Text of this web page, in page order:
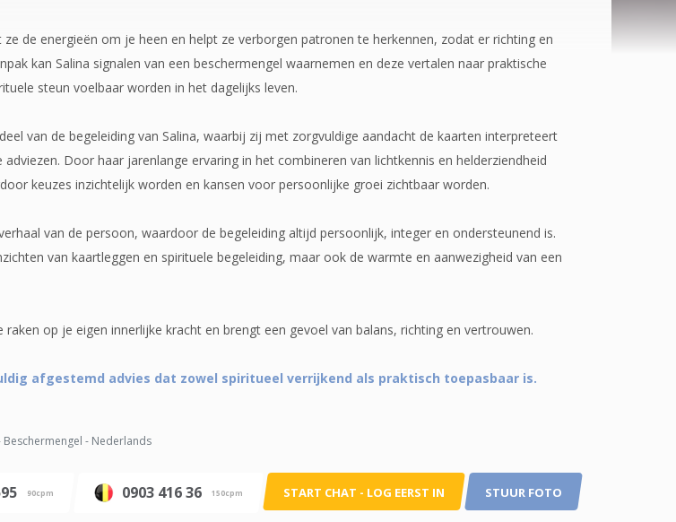
de energieën om je heen en helpt ze verborgen patronen te herkennen, zodat er richting en
kan Salina signalen van een beschermengel waarnemen en deze vertalen naar praktische
steun voelbaar worden in het dagelijks leven.
van de begeleiding van Salina, waarbij zij met zorgvuldige aandacht de kaarten interpreteert
Door haar jarenlange ervaring in het combineren van lichtkennis en helderziendheid
keuzes inzichtelijk worden en kansen voor persoonlijke groei zichtbaar worden.
van de persoon, waardoor de begeleiding altijd persoonlijk, integer en ondersteunend is.
van kaartleggen en spirituele begeleiding, maar ook de warmte en aanwezigheid van een
op je eigen innerlijke kracht en brengt een gevoel van balans, richting en vertrouwen.
afgestemd advies dat zowel spiritueel verrijkend als praktisch toepasbaar is.
Beschermengel - Nederlands
90cpm 0903 416 36 150cpm START CHAT - LOG EERST IN STUUR FOTO